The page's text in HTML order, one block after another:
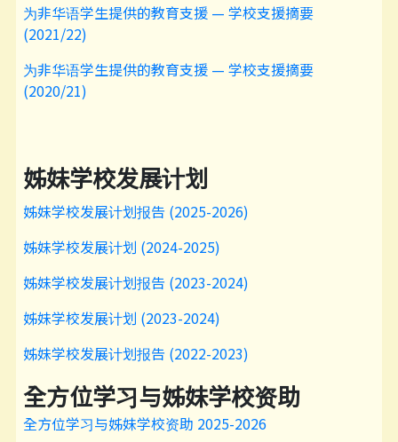
为非华语学生提供的教育支援 — 学校支援摘要
(2021/22)
为非华语学生提供的教育支援 — 学校支援摘要
(2020/21)
姊妹学校发展计划
姊妹学校发展计划报告 (2025-2026)
姊妹学校发展计划 (2024-2025)
姊妹学校发展计划报告 (2023-2024)
姊妹学校发展计划 (2023-2024)
姊妹学校发展计划报告 (2022-2023)
全方位学习与姊妹学校资助
全方位学习与姊妹学校资助 2025-2026